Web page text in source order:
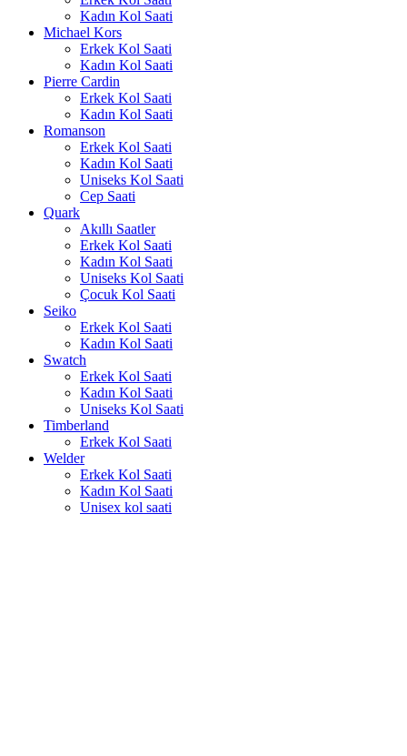
Kadın Kol Saati
Michael Kors
Erkek Kol Saati
Kadın Kol Saati
Pierre Cardin
Erkek Kol Saati
Kadın Kol Saati
Romanson
Erkek Kol Saati
Kadın Kol Saati
Uniseks Kol Saati
Cep Saati
Quark
Akıllı Saatler
Erkek Kol Saati
Kadın Kol Saati
Uniseks Kol Saati
Çocuk Kol Saati
Seiko
Erkek Kol Saati
Kadın Kol Saati
Swatch
Erkek Kol Saati
Kadın Kol Saati
Uniseks Kol Saati
Timberland
Erkek Kol Saati
Welder
Erkek Kol Saati
Kadın Kol Saati
Unisex kol saati